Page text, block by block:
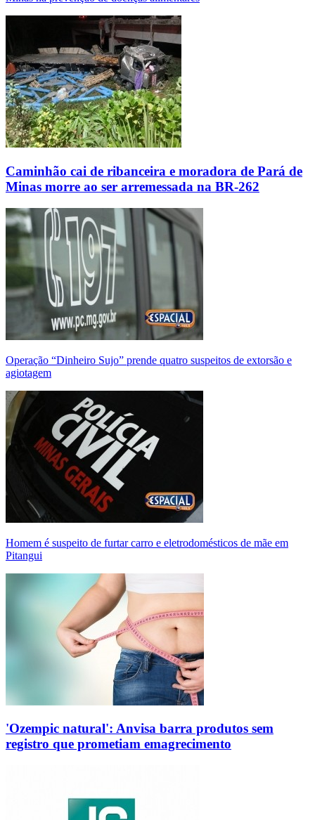
Caminhão cai de ribanceira e moradora de Pará de
Minas morre ao ser arremessada na BR-262
Operação “Dinheiro Sujo” prende quatro suspeitos de extorsão e
agiotagem
Homem é suspeito de furtar carro e eletrodomésticos de mãe em
Pitangui
'Ozempic natural': Anvisa barra produtos sem
registro que prometiam emagrecimento